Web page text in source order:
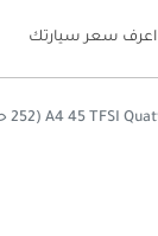
اعرف سعر سيارتك